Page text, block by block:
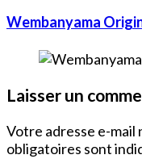
Wembanyama
Laisser un
Votre adresse e-mail
obligatoires sont